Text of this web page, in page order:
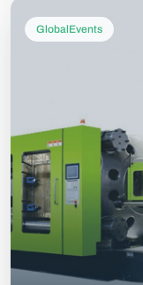
GlobalEvents